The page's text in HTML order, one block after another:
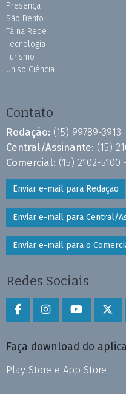
Presença
São Bento
Tá na Rede
Tecnologia
Turismo
Uniso Ciência
Contato
Redação: (15) 99789-3913
Central/Assinante: (15)
Comercial: (15) 2102-
Enviar e-mail para Redação
Enviar e-mail para Central/
Enviar e-mail para o
Redes Sociais
Faça download do
Play Store e App Store